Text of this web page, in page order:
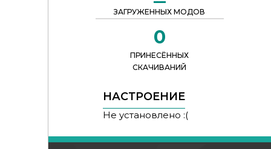
ЗАГРУЖЕННЫХ МОДОВ
0
ПРИНЕСЁННЫХ
СКАЧИВАНИЙ
НАСТРОЕНИЕ
Не установлено :(